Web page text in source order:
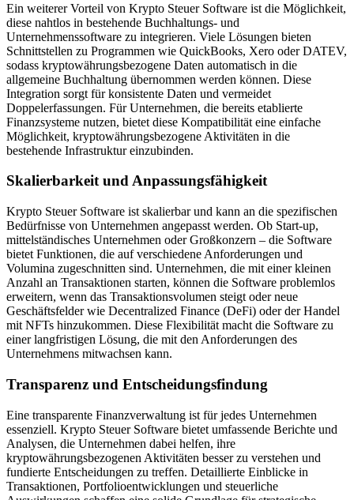
Ein weiterer Vorteil von Krypto Steuer Software ist die Möglichkeit,
diese nahtlos in bestehende Buchhaltungs- und
Unternehmenssoftware zu integrieren. Viele Lösungen bieten
Schnittstellen zu Programmen wie QuickBooks, Xero oder DATEV,
sodass kryptowährungsbezogene Daten automatisch in die
allgemeine Buchhaltung übernommen werden können. Diese
Integration sorgt für konsistente Daten und vermeidet
Doppelerfassungen. Für Unternehmen, die bereits etablierte
Finanzsysteme nutzen, bietet diese Kompatibilität eine einfache
Möglichkeit, kryptowährungsbezogene Aktivitäten in die
bestehende Infrastruktur einzubinden.
Skalierbarkeit und Anpassungsfähigkeit
Krypto Steuer Software ist skalierbar und kann an die spezifischen
Bedürfnisse von Unternehmen angepasst werden. Ob Start-up,
mittelständisches Unternehmen oder Großkonzern – die Software
bietet Funktionen, die auf verschiedene Anforderungen und
Volumina zugeschnitten sind. Unternehmen, die mit einer kleinen
Anzahl an Transaktionen starten, können die Software problemlos
erweitern, wenn das Transaktionsvolumen steigt oder neue
Geschäftsfelder wie Decentralized Finance (DeFi) oder der Handel
mit NFTs hinzukommen. Diese Flexibilität macht die Software zu
einer langfristigen Lösung, die mit den Anforderungen des
Unternehmens mitwachsen kann.
Transparenz und Entscheidungsfindung
Eine transparente Finanzverwaltung ist für jedes Unternehmen
essenziell. Krypto Steuer Software bietet umfassende Berichte und
Analysen, die Unternehmen dabei helfen, ihre
kryptowährungsbezogenen Aktivitäten besser zu verstehen und
fundierte Entscheidungen zu treffen. Detaillierte Einblicke in
Transaktionen, Portfolioentwicklungen und steuerliche